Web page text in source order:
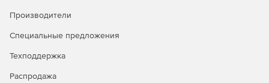
Производители
Специальные предложения
Техподдержка
Распродажа